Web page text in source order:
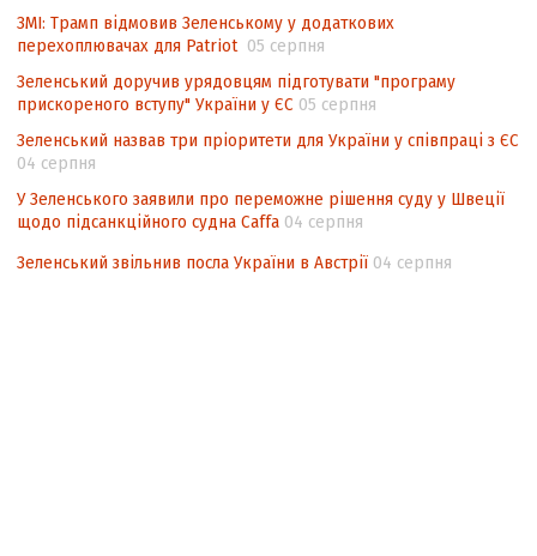
ЗМІ: Трамп відмовив Зеленському у додаткових
перехоплювачах для Patriot 05 серпня
Зеленський доручив урядовцям підготувати "програму
прискореного вступу" України у ЄС 05 серпня
Зеленський назвав три пріоритети для України у співпраці з ЄС
04 серпня
У Зеленського заявили про переможне рішення суду у Швеції
щодо підсанкційного судна Caffa 04 серпня
Зеленський звільнив посла України в Австрії 04 серпня